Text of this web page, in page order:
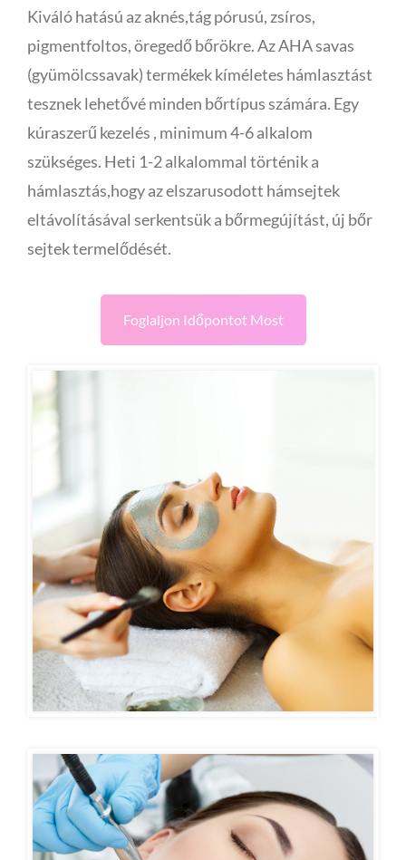
Kiváló hatású az aknés,tág pórusú, zsíros,
pigmentfoltos, öregedő bőrökre. Az AHA savas
(gyümölcssavak) termékek kíméletes hámlasztást
tesznek lehetővé minden bőrtípus számára. Egy
kúraszerű kezelés , minimum 4-6 alkalom
szükséges. Heti 1-2 alkalommal történik a
hámlasztás,hogy az elszarusodott hámsejtek
eltávolításával serkentsük a bőrmegújítást, új bőr
sejtek termelődését.
Foglaljon Időpontot Most